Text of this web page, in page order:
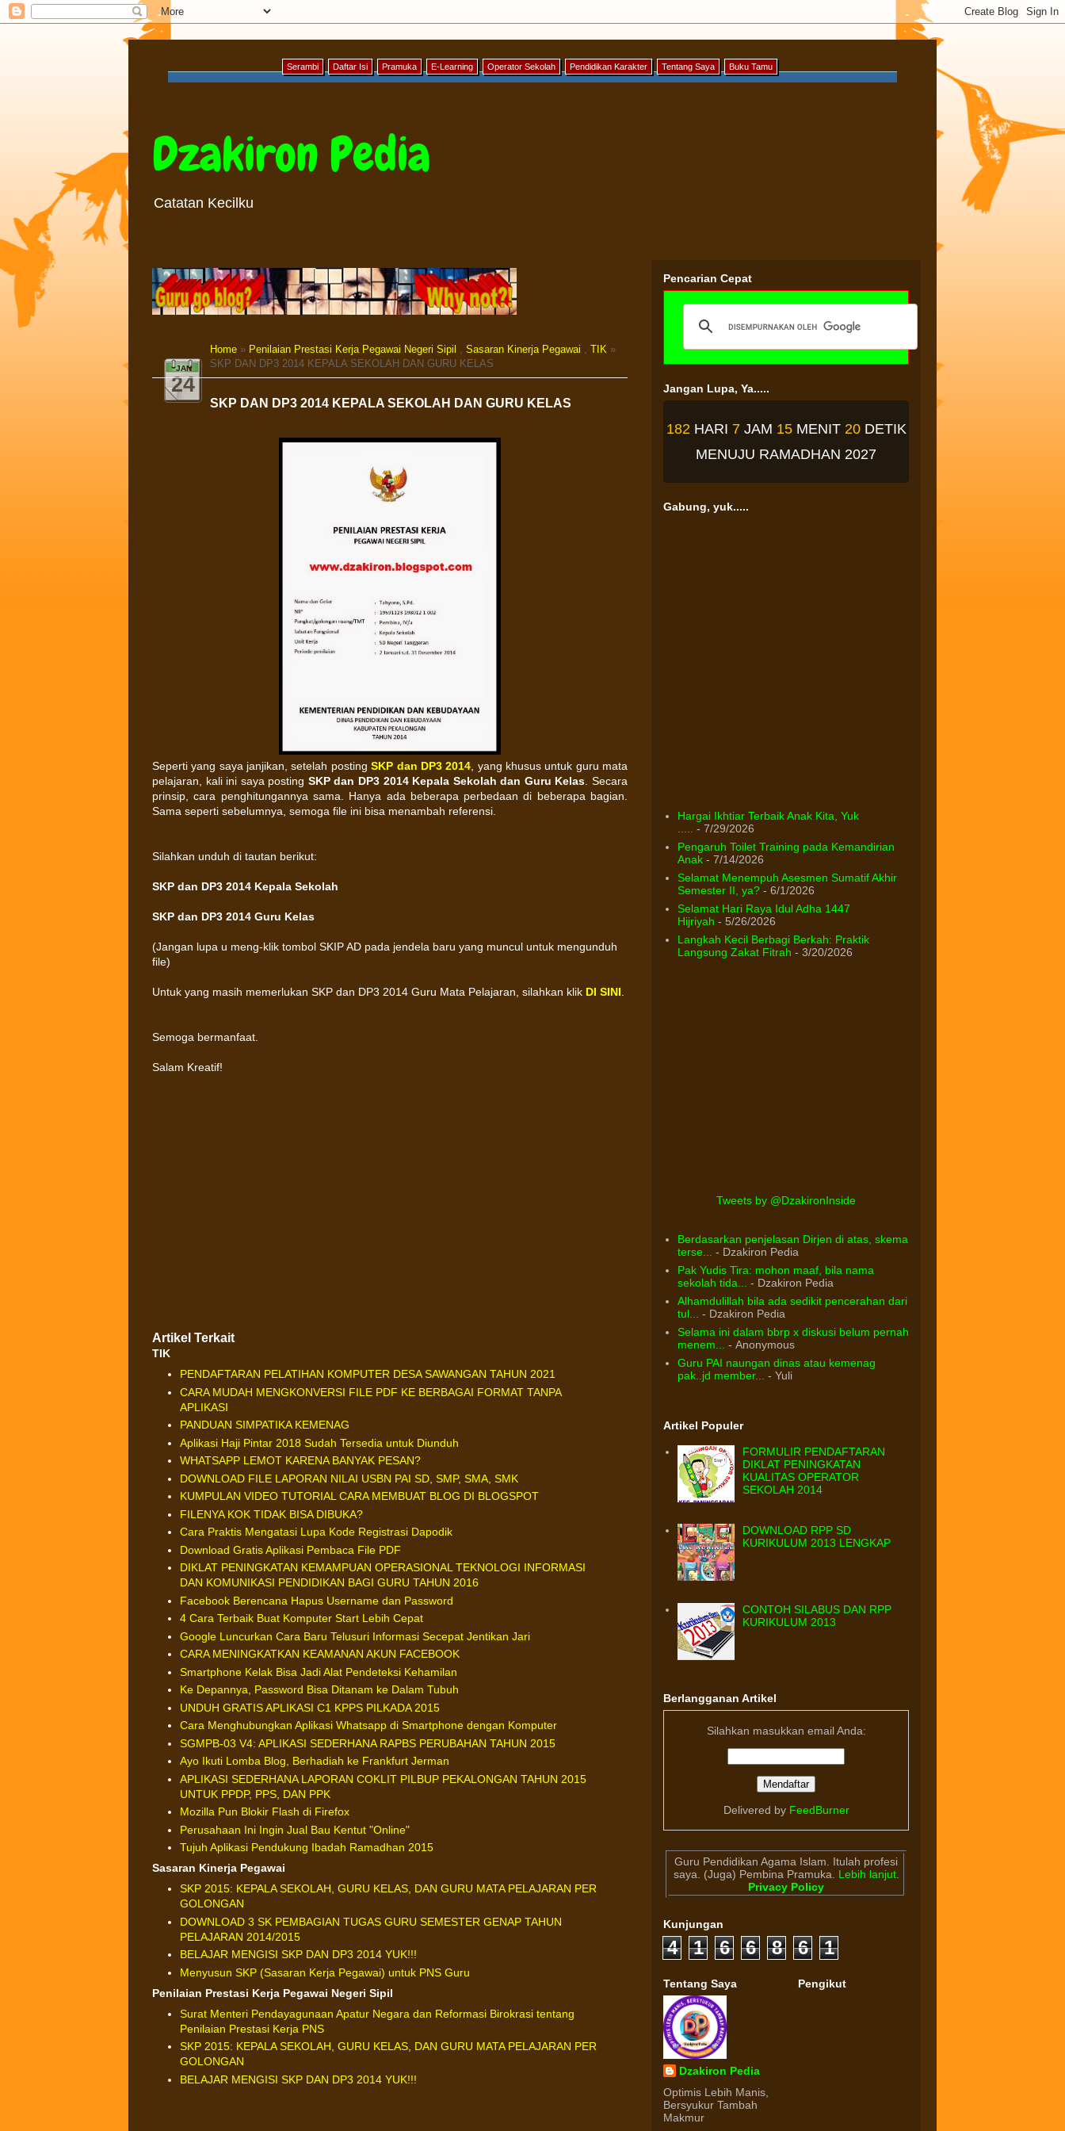
Serambi Daftar Isi Pramuka E-Learning Operator Sekolah Pendidikan Karakter Tentang Saya Buku Tamu
Dzakiron Pedia
Catatan Kecilku
JAN
24
Home » Penilaian Prestasi Kerja Pegawai Negeri Sipil , Sasaran Kinerja Pegawai , TIK »
SKP DAN DP3 2014 KEPALA SEKOLAH DAN GURU KELAS
SKP DAN DP3 2014 KEPALA SEKOLAH DAN GURU KELAS
Seperti yang saya janjikan, setelah postingSKP dan DP3 2014 , yang khusus untuk guru mata
pelajaran, kali ini saya posting SKP dan DP3 2014 Kepala Sekolah dan Guru Kelas . Secara
prinsip, cara penghitungannya sama. Hanya ada beberapa perbedaan di beberapa bagian.
Sama seperti sebelumnya, semoga file ini bisa menambah referensi.
Silahkan unduh di tautan berikut:
SKP dan DP3 2014 Kepala Sekolah
SKP dan DP3 2014 Guru Kelas
(Jangan lupa u meng-klik tombol SKIP AD pada jendela baru yang muncul untuk mengunduh
file)
Untuk yang masih memerlukan SKP dan DP3 2014 Guru Mata Pelajaran, silahkan klik DI SINI
Semoga bermanfaat.
Salam Kreatif!
Artikel Terkait
TIK
PENDAFTARAN PELATIHAN KOMPUTER DESA SAWANGAN TAHUN 2021
CARA MUDAH MENGKONVERSI FILE PDF KE BERBAGAI FORMAT TANPA
APLIKASI
PANDUAN SIMPATIKA KEMENAG
Aplikasi Haji Pintar 2018 Sudah Tersedia untuk Diunduh
WHATSAPP LEMOT KARENA BANYAK PESAN?
DOWNLOAD FILE LAPORAN NILAI USBN PAI SD, SMP, SMA, SMK
KUMPULAN VIDEO TUTORIAL CARA MEMBUAT BLOG DI BLOGSPOT
FILENYA KOK TIDAK BISA DIBUKA?
Cara Praktis Mengatasi Lupa Kode Registrasi Dapodik
Download Gratis Aplikasi Pembaca File PDF
DIKLAT PENINGKATAN KEMAMPUAN OPERASIONAL TEKNOLOGI INFORMASI
DAN KOMUNIKASI PENDIDIKAN BAGI GURU TAHUN 2016
Facebook Berencana Hapus Username dan Password
4 Cara Terbaik Buat Komputer Start Lebih Cepat
Google Luncurkan Cara Baru Telusuri Informasi Secepat Jentikan Jari
CARA MENINGKATKAN KEAMANAN AKUN FACEBOOK
Smartphone Kelak Bisa Jadi Alat Pendeteksi Kehamilan
Ke Depannya, Password Bisa Ditanam ke Dalam Tubuh
UNDUH GRATIS APLIKASI C1 KPPS PILKADA 2015
Cara Menghubungkan Aplikasi Whatsapp di Smartphone dengan Komputer
SGMPB-03 V4: APLIKASI SEDERHANA RAPBS PERUBAHAN TAHUN 2015
Ayo Ikuti Lomba Blog, Berhadiah ke Frankfurt Jerman
APLIKASI SEDERHANA LAPORAN COKLIT PILBUP PEKALONGAN TAHUN 2015
UNTUK PPDP, PPS, DAN PPK
Mozilla Pun Blokir Flash di Firefox
Perusahaan Ini Ingin Jual Bau Kentut "Online"
Tujuh Aplikasi Pendukung Ibadah Ramadhan 2015
Sasaran Kinerja Pegawai
SKP 2015: KEPALA SEKOLAH, GURU KELAS, DAN GURU MATA PELAJARAN PER
GOLONGAN
DOWNLOAD 3 SK PEMBAGIAN TUGAS GURU SEMESTER GENAP TAHUN
PELAJARAN 2014/2015
BELAJAR MENGISI SKP DAN DP3 2014 YUK!!!
Menyusun SKP (Sasaran Kerja Pegawai) untuk PNS Guru
Penilaian Prestasi Kerja Pegawai Negeri Sipil
Surat Menteri Pendayagunaan Apatur Negara dan Reformasi Birokrasi tentang
Penilaian Prestasi Kerja PNS
SKP 2015: KEPALA SEKOLAH, GURU KELAS, DAN GURU MATA PELAJARAN PER
GOLONGAN
BELAJAR MENGISI SKP DAN DP3 2014 YUK!!!
Pencarian Cepat
Jangan Lupa, Ya.....
182 HARI 7 JAM 15 MENIT19 DETIK
MENUJU RAMADHAN 2027
Gabung, yuk.....
Hargai Ikhtiar Terbaik Anak Kita, Yuk
- 7/29/2026
Pengaruh Toilet Training pada Kemandirian
Anak- 7/14/2026
Selamat Menempuh Asesmen Sumatif Akhir
Semester II, ya?- 6/1/2026
Selamat Hari Raya Idul Adha 1447
Hijriyah - 5/26/2026
Langkah Kecil Berbagi Berkah: Praktik
Langsung Zakat Fitrah - 3/20/2026
Tweets by @DzakironInside
Berdasarkan penjelasan Dirjen di atas, skema
terse...
- Dzakiron Pedia
Pak Yudis Tira: mohon maaf, bila nama
sekolah tida...
- Dzakiron Pedia
Alhamdulillah bila ada sedikit pencerahan dari
tul...
- Dzakiron Pedia
Selama ini dalam bbrp x diskusi belum pernah
menem...
- Anonymous
Guru PAI naungan dinas atau kemenag
pak..jd member...
- Yuli
Artikel Populer
FORMULIR PENDAFTARAN
DIKLAT PENINGKATAN
KUALITAS OPERATOR
SEKOLAH 2014
DOWNLOAD RPP SD
KURIKULUM 2013 LENGKAP
CONTOH SILABUS DAN RPP
KURIKULUM 2013
Berlangganan Artikel
Silahkan masukkan email Anda:
Delivered by FeedBurner
Guru Pendidikan Agama Islam. Itulah profesi
saya. (Juga) Pembina Pramuka.
Lebih lanjut.
Privacy Policy
Kunjungan
4 1 6 6 8 6 1
Tentang Saya
Dzakiron Pedia
Optimis Lebih Manis,
Bersyukur Tambah
Makmur
Pengikut